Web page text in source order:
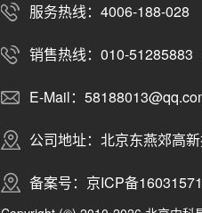
服务热线：4006-188-028
销售热线：010-51285883
E-Mail：
公司地址：北京东燕郊高
备案号： 京ICP备